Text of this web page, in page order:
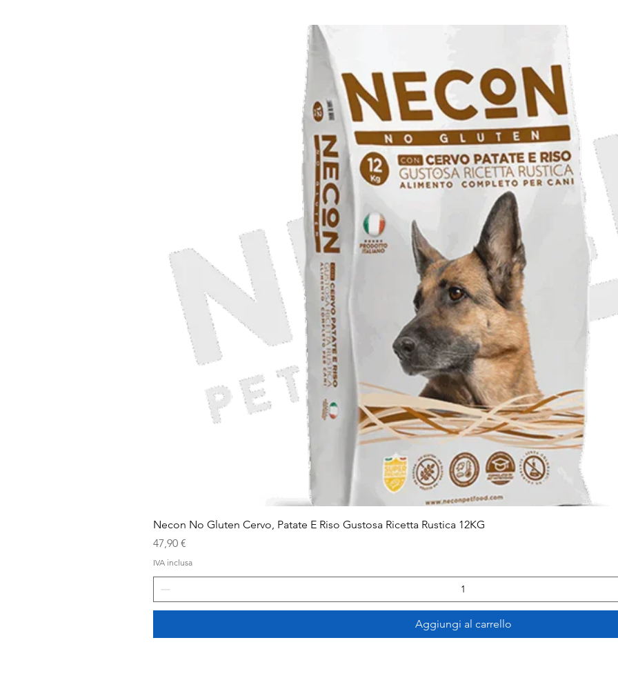
Vista rapida
Necon No Gluten Cervo, Patate E Riso Gustosa Ricetta Rustica 12KG
Prezzo
47,90 €
IVA inclusa
Aggiungi al carrello